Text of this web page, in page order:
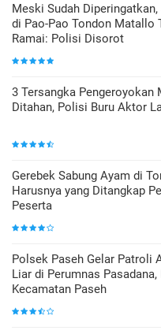
Meski Sudah
di Pao-Pao Tondon Matallo
Ramai: Polisi Disorot
3 Tersangka Pengeroyokan
Ditahan, Polisi Buru Aktor
Gerebek Sabung Ayam di
Harusnya yang Ditangkap
Peserta
Polsek Paseh Gelar Patroli
Liar di Perumnas Pasadana,
Kecamatan Paseh